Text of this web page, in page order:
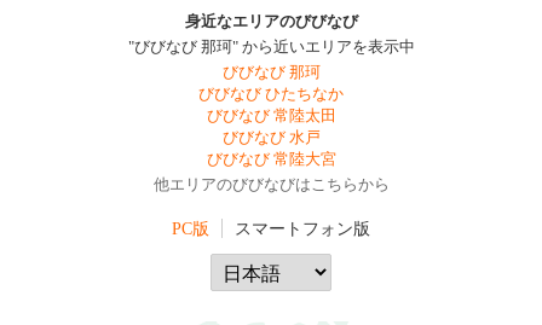
身近なエリアのびびなび
"びびなび 那珂" から近いエリアを表示中
びびなび 那珂
びびなび ひたちなか
びびなび 常陸太田
びびなび 水戸
びびなび 常陸大宮
他エリアのびびなびはこちらから
PC版 スマートフォン版